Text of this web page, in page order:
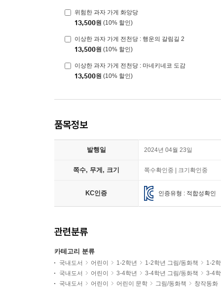
위험한 과자 가게 화앙당
13,500원 (10% 할인)
이상한 과자 가게 전천당 : 행운의 갈림길 2
13,500원 (10% 할인)
이상한 과자 가게 전천당 : 마네키네코 도감
13,500원 (10% 할인)
품목정보
발행일 2024년 04월 23일
쪽수, 무게, 크기 쪽수확인중 | 크기확인중
KC인증 인증유형 : 적합성확인
관련분류
카테고리 분류
국내도서 어린이 1-2학년 1-2학년 그림/동화책
1-2
국내도서
어린이 3-4학년 3-4학년 그림/동화책
3-4
국내도서
어린이 어린이 문학 그림/동화책 창작동화